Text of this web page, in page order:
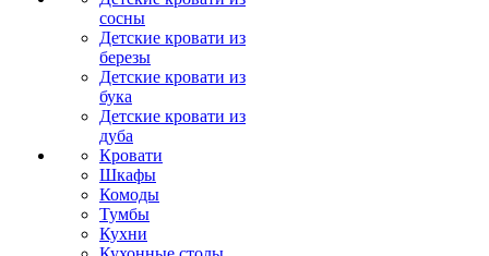
сосны
Детские кровати из
березы
Детские кровати из
бука
Детские кровати из
дуба
Кровати
Шкафы
Комоды
Тумбы
Кухни